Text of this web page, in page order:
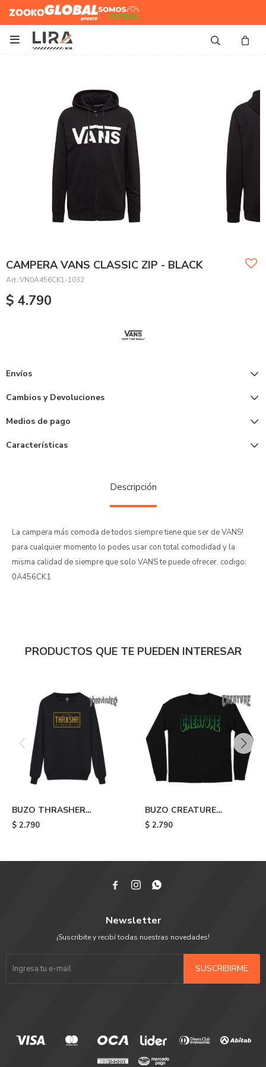
Zooko Global Sports
Somos
Futbol

CAMPERA VANS CLASSIC ZIP - BLACK
VN0A456CK1-1032
$ 4.790
Envíos
Cambios y Devoluciones
Medios de pago
Características
Descripción
La campera más comoda de todos siempre tiene que ser de VANS!
para cualquier momento lo podes usar con total comodidad y la
misma calidad de siempre que solo VANS te puede ofrecer. codigo:
0A456CK1
PRODUCTOS QUE TE PUEDEN INTERESAR
BUZO THRASHER
LICENSE PLACE - Black
$ 2.790
BUZO CREATURE
OUTLINE CREW - Black
$ 2.790
  
Newsletter
¡Suscribite y recibí todas nuestras novedades!
SUSCRIBIRME